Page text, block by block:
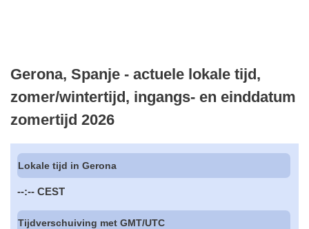
Gerona, Spanje - actuele lokale tijd,
zomer/wintertijd, ingangs- en einddatum
zomertijd 2026
Lokale tijd in Gerona
--:-- CEST
Tijdverschuiving met GMT/UTC